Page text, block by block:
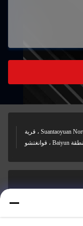
الغرفة B101 ، رقم 10 شارع Suantaoyuan North ، قرية